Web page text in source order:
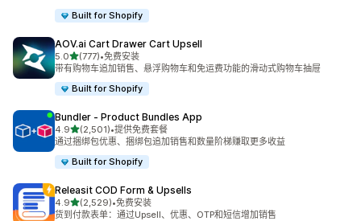
Built for Shopify
AOV.ai Cart Drawer Cart Upsell
5.0星（满分 5 星）
(777)
总共 777 条评论
•免费安装
带有购物车追加销售、悬浮购物车和免运费功能的滑动式购物车抽屉
Built for Shopify
Bundler ‑ Product Bundles App
4.9星（满分 5 星）
(2,501)
总共 2501 条评论
•提供免费套餐
通过捆绑包优惠、捆绑包追加销售和数量阶梯赚取更多收益
Built for Shopify
Releasit COD Form & Upsells
4.9星（满分 5 星）
(2,529)
总共 2529 条评论
•免费安装
货到付款表单：通过Upsell、优惠、OTP和短信增加销售